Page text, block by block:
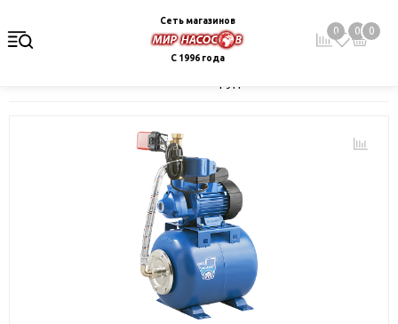
Сеть магазинов
С 1996 года
0 0 0